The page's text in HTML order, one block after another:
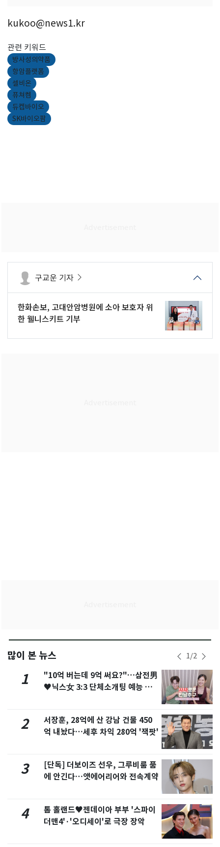
kukoo@news1.kr
관련 키워드
방사성의약품
항암플랫폼
셀비온
퓨쳐켐
듀켑바이오
SK바이오팜
구교운 기자
한화손보, 고대안암병원에 소아 보호자 위
한 웰니스키트 기부
많이 본 뉴스 1/2
1
"10억 버는데 9억 써요?"…삼전男
♥닉스女 3:3 단체소개팅 예능 화
2
서장훈, 28억에 산 강남 건물 450
억 내놨다…세후 차익 280억 '잭팟'
3
[단독] 더보이즈 선우, 그루비룸 품
에 안긴다…앳에어리어와 전속계약
4
톰 홀랜드♥젠데이아 부부 '스파이
더맨4'·'오디세이'로 극장 장악